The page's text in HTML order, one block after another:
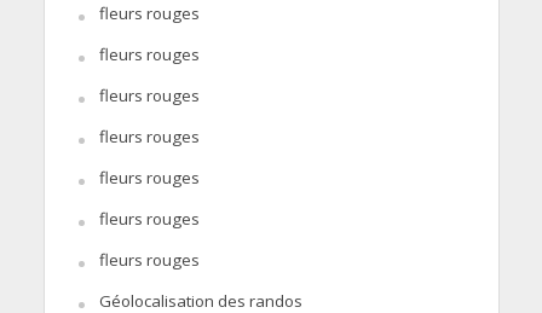
fleurs rouges
fleurs rouges
fleurs rouges
fleurs rouges
fleurs rouges
fleurs rouges
fleurs rouges
Géolocalisation des randos